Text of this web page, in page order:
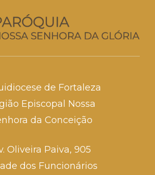
de Fortaleza
Episcopal Nossa
da Conceição
Oliveira Paiva, 905
dos Funcionários